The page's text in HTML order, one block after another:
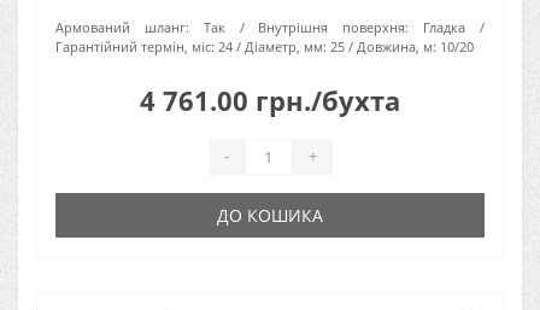
Армований шланг: Так Внутрішня поверхня:
Гладка
Гарантійний термін, міс: 24 Діаметр, мм: 25 Довжина, м: 10/20
4 761.00 грн./бухта
- +
ДО КОШИКА